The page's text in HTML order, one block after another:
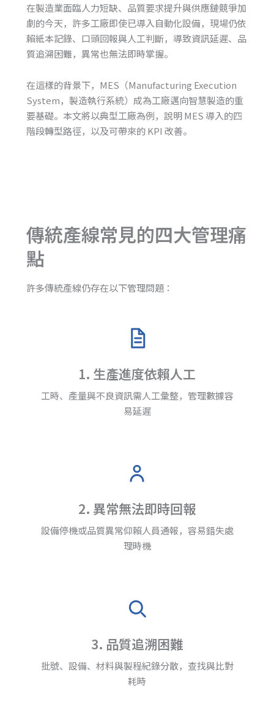
在製造業面臨人力短缺、品質要求提升與供應鏈競爭加
劇的今天，許多工廠即使已導入自動化設備，現場仍依
賴紙本記錄、口頭回報與人工判斷，導致資訊延遲、品
質追溯困難，異常也無法即時掌握。
在這樣的背景下，MES（Manufacturing Execution
System，製造執行系統）成為工廠邁向智慧製造的重
要基礎。本文將以典型工廠為例，說明 MES 導入的四
階段轉型路徑，以及可帶來的 KPI 改善。
傳統產線常見的四大管理痛
點
許多傳統產線仍存在以下管理問題：
1. 生產進度依賴人工
工時、產量與不良資訊需人工彙整，管理數據容
易延遲
2. 異常無法即時回報
設備停機或品質異常仰賴人員通報，容易錯失處
理時機
3. 品質追溯困難
批號、設備、材料與製程紀錄分散，查找與比對
耗時